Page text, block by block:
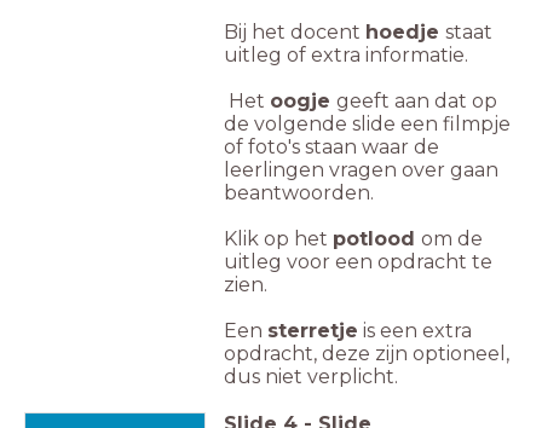
Bij het docent hoedje staat
uitleg of extra informatie.
Het oogje geeft aan dat op
de volgende slide een filmpje
of foto's staan waar de
leerlingen vragen over gaan
beantwoorden.
Klik op het potlood om de
uitleg voor een opdracht te
zien.
Een sterretje is een extra
opdracht, deze zijn optioneel,
dus niet verplicht.